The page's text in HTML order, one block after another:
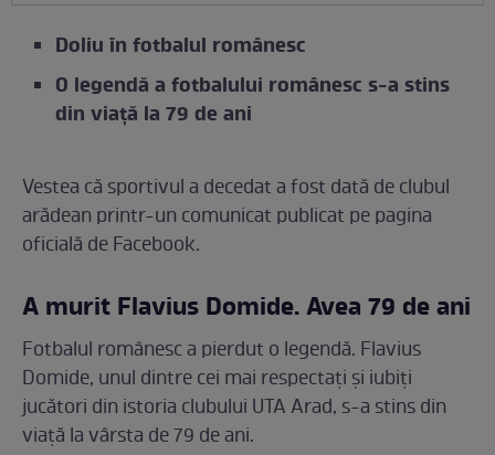
Doliu în fotbalul românesc
O legendă a fotbalului românesc s-a stins
din viață la 79 de ani
Vestea că sportivul a decedat a fost dată de clubul
arădean printr-un comunicat publicat pe pagina
oficială de Facebook.
A murit Flavius Domide. Avea 79 de ani
Fotbalul românesc a pierdut o legendă. Flavius
Domide, unul dintre cei mai respectați și iubiți
jucători din istoria clubului UTA Arad, s-a stins din
viață la vârsta de 79 de ani.